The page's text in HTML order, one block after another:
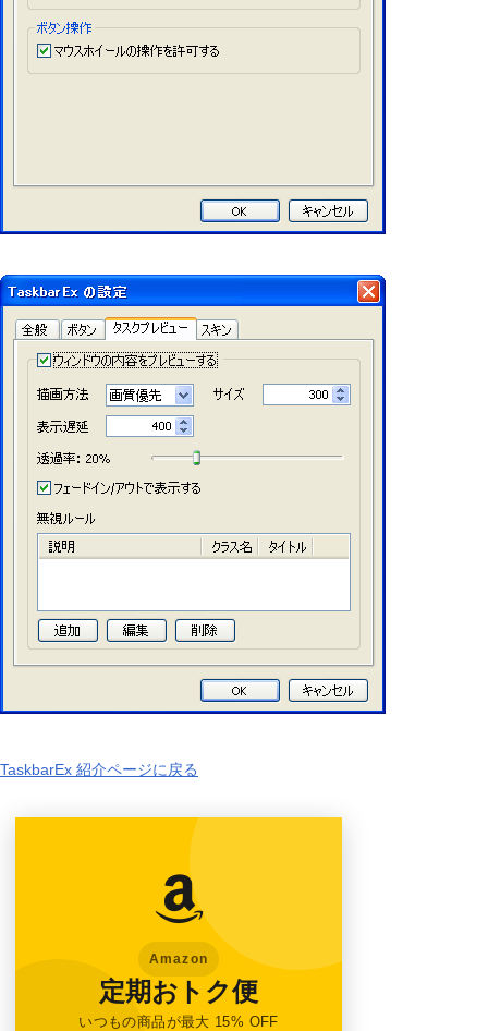
TaskbarEx 紹介ページに戻る
Amazon
定期おトク便
いつもの商品が最大 15% OFF